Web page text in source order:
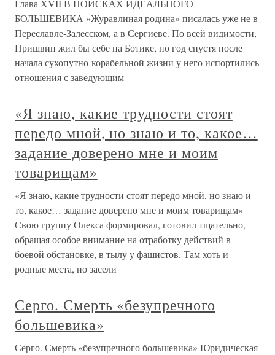
Глава XVII В ПОИСКАХ ИДЕАЛЬНОГО
БОЛЬШЕВИКА «Журавлиная родина» писалась уже не в
Переславле-Залесском, а в Сергиеве. По всей видимости,
Пришвин жил бы себе на Ботике, но год спустя после
начала сухопутно-корабельной жизни у него испортились
отношения с заведующим
«Я знаю, какие трудности стоят
передо мной, но знаю и то, какое…
задание доверено мне и моим
товарищам»
«Я знаю, какие трудности стоят передо мной, но знаю и
то, какое… задание доверено мне и моим товарищам»
Свою группу Олекса формировал, готовил тщательно,
обращая особое внимание на отработку действий в
боевой обстановке, в тылу у фашистов. Там хоть и
родные места, но засели
Серго. Смерть «безупречного
большевика»
Серго. Смерть «безупречного большевика» Юридическая